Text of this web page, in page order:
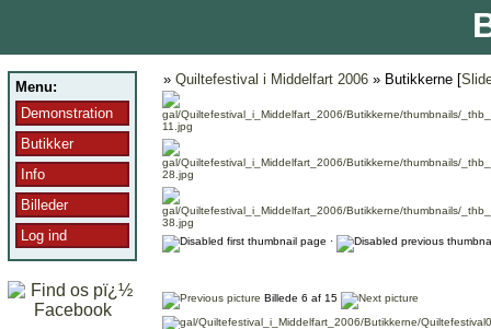
Menu:
Demonstration
Butikker
Info
Billeder
Log ind
» Quiltefestival i Middelfart 2006 » Butikkerne [
·
Billede 6 af 15